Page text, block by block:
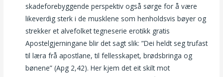
skadeforebyggende perspektiv også sørge for å være
likeverdig sterk i de musklene som henholdsvis bøyer og
strekker et alvefolket tegneserie erotikk gratis
Apostelgjerningane blir det sagt slik: ”Dei heldt seg trufast
til læra frå apostlane, til fellesskapet, brødsbringa og
bønene” (Apg 2,42). Her kjem det eit skilt mot